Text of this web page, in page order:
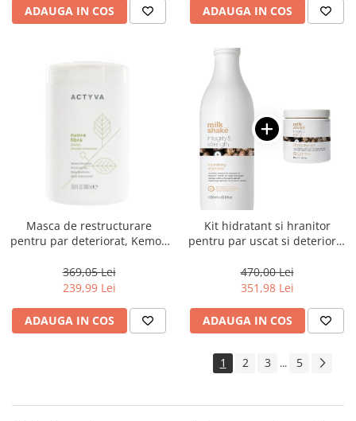
ADAUGA IN COS ADAUGA IN COS
Masca de restructurare
pentru par deteriorat, Kemon
369,05 Lei
239,99 Lei
ADAUGA IN COS
Kit hidratant si hranitor
pentru par uscat si deteriorat
Strength
470,00 Lei
351,98 Lei
ADAUGA IN COS
1 2 3 ... 5